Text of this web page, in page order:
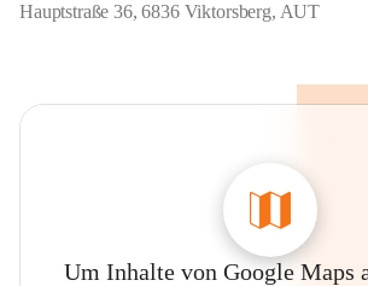
Hauptstraße 36, 6836 Viktorsberg, AUT
Um Inhalte von Google Maps